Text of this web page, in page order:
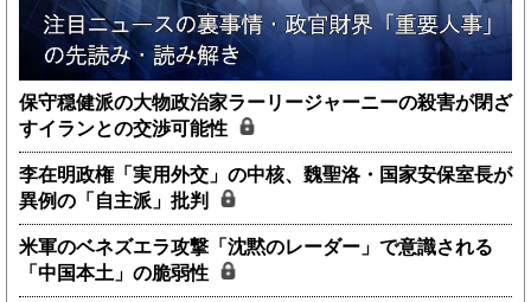
保守穏健派の大物政治家ラーリージャーニーの殺害が閉ざ
すイランとの交渉可能性
李在明政権「実用外交」の中核、魏聖洛・国家安保室長が
異例の「自主派」批判
米軍のベネズエラ攻撃「沈黙のレーダー」で意識される
「中国本土」の脆弱性